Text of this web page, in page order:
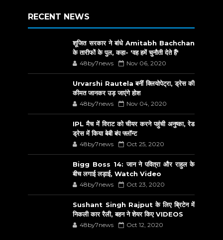
RECENT NEWS
शूजित सरकार ने बांधे Amitabh Bachchan
के तारीफों के पुल, कहा- 'वह हमें चुनौती देते हैं'
48by7news Nov 06, 2020
Urvarshi Rautela बनीं क्लियोपेट्रा, ड्रेस की
कीमत जानकर उड़ जाएंगे होश
48by7news Nov 04, 2020
IPL मैच में विराट को चीयर करने पहुंची अनुष्का, रेड
ड्रेस में किया बेबी बंप फ्लॉन्ट
48by7news Oct 25, 2020
Bigg Boss 14: जान ने पवित्रा और राहुल के
बीच लगाई लड़ाई, Watch Video
48by7news Oct 23, 2020
Sushant Singh Rajput के लिए ब्रिटेन में
निकली कार रैली, बहन ने शेयर किए VIDEOS
48by7news Oct 12, 2020